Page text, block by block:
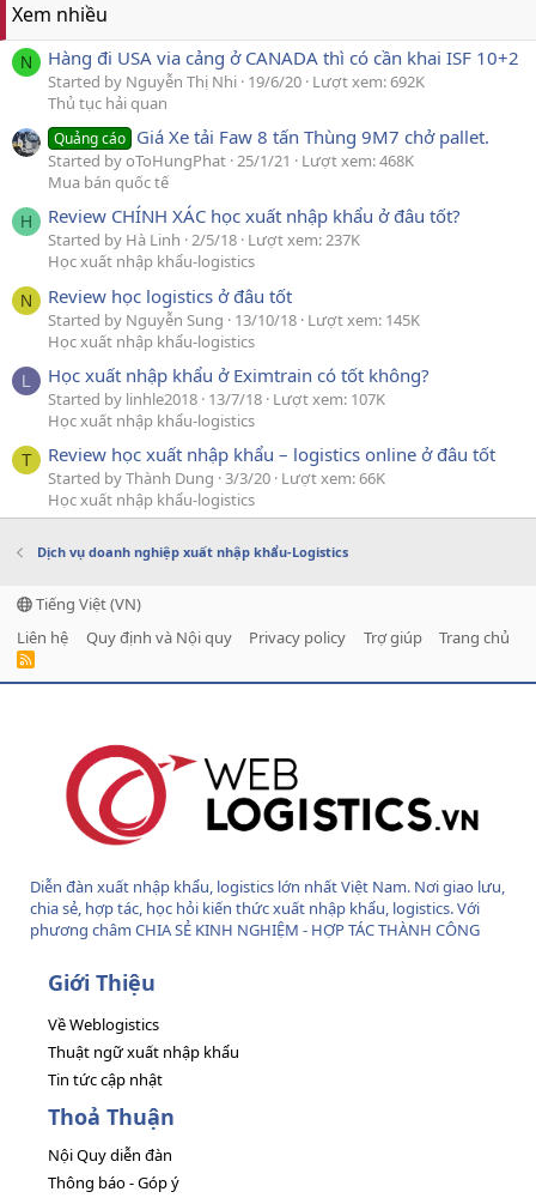
Xem nhiều
N Hàng đi USA via cảng ở CANADA thì có cần khai ISF 10+2
Started by Nguyễn Thị Nhi 19/6/20 Lượt xem: 692K
Thủ tục hải quan
Quảng cáo Giá Xe tải Faw 8 tấn Thùng 9M7 chở pallet.
Started by oToHungPhat 25/1/21
Lượt xem: 468K
Mua bán quốc tế
H Review CHÍNH XÁC học xuất nhập khẩu ở đâu tốt?
Started by Hà Linh 2/5/18 Lượt xem: 237K
Học xuất nhập khẩu-logistics
N Review học logistics ở đâu tốt
Started by Nguyễn Sung 13/10/18 Lượt xem: 145K
Học xuất nhập khẩu-logistics
L Học xuất nhập khẩu ở Eximtrain có tốt không?
Started by linhle2018 13/7/18 Lượt xem: 107K
Học xuất nhập khẩu-logistics
T Review học xuất nhập khẩu – logistics online ở đâu tốt
Started by Thành Dung 3/3/20 Lượt xem: 66K
Học xuất nhập khẩu-logistics
Dịch vụ doanh nghiệp xuất nhập khẩu-Logistics
Tiếng Việt (VN)
Liên hệ
Quy định và Nội quy Privacy policy Trợ giúp Trang chủ
R
Diễn đàn xuất nhập khẩu, logistics lớn nhất Việt Nam. Nơi giao lưu,
chia sẻ, hợp tác, học hỏi kiến thức xuất nhập khẩu, logistics. Với
phương châm CHIA SẺ KINH NGHIỆM - HỢP TÁC THÀNH CÔNG
Giới Thiệu
Về Weblogistics
Thuật ngữ xuất nhập khẩu
Tin tức cập nhật
Thoả Thuận
Nội Quy diễn đàn
Thông báo - Góp ý